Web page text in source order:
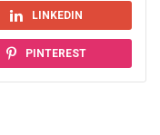
LINKEDIN
PINTEREST